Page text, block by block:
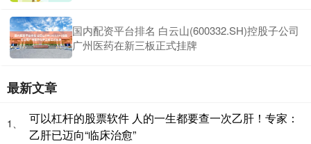
国内配资平台排名 白云山(600332.SH)控股子公司
广州医药在新三板正式挂牌
最新文章
1、
可以杠杆的股票软件 人的一生都要查一次乙肝！专家：
乙肝已迈向“临床治愈”